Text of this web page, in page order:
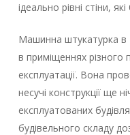
ідеально рівні стіни,
Машинна штукатурка в
в приміщеннях різного
експлуатації. Вона
несучі конструкції ще
експлуатованих
будівельного складу